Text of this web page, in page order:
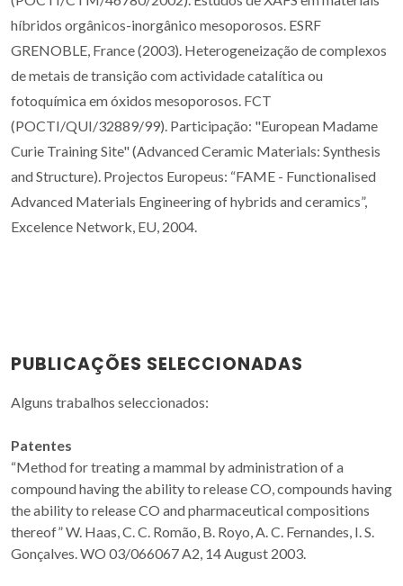
híbridos orgânicos-inorgânico mesoporosos. ESRF
GRENOBLE, France (2003). Heterogeneização de complexos
de metais de transição com actividade catalítica ou
fotoquímica em óxidos mesoporosos. FCT
(POCTI/QUI/32889/99). Participação: "European Madame
Curie Training Site" (Advanced Ceramic Materials: Synthesis
and Structure). Projectos Europeus: “FAME - Functionalised
Advanced Materials Engineering of hybrids and ceramics”,
Excelence Network, EU, 2004.
PUBLICAÇÕES SELECCIONADAS
Alguns trabalhos seleccionados:
Patentes
“Method for treating a mammal by administration of a
compound having the ability to release CO, compounds having
the ability to release CO and pharmaceutical compositions
thereof” W. Haas, C. C. Romão, B. Royo, A. C. Fernandes, I. S.
Gonçalves. WO 03/066067 A2, 14 August 2003.